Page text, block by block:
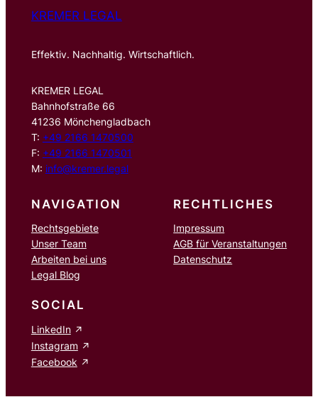
KREMER LEGAL
Effektiv. Nachhaltig. Wirtschaftlich.
KREMER LEGAL
Bahnhofstraße 66
41236 Mönchengladbach
T: +49 2166 1470500
F: +49 2166 1470501
M: info@kremer.legal
NAVIGATION
Rechtsgebiete
Unser Team
Arbeiten bei uns
Legal Blog
RECHTLICHES
Impressum
AGB für Veranstaltungen
Datenschutz
SOCIAL
LinkedIn
Instagram
Facebook